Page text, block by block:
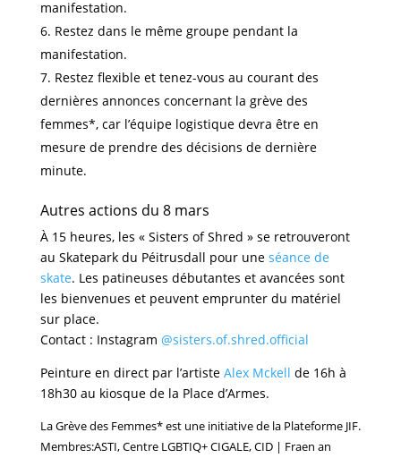
manifestation.
Restez dans le même groupe pendant la
manifestation.
Restez flexible et tenez-vous au courant des
dernières annonces concernant la grève des
femmes*, car l’équipe logistique devra être en
mesure de prendre des décisions de dernière
minute.
Autres actions du 8 mars
À 15 heures, les « Sisters of Shred » se retrouveront
au Skatepark du Péitrusdall pour une séance de
skate. Les patineuses débutantes et avancées sont
les bienvenues et peuvent emprunter du matériel
sur place.
Contact : Instagram @sisters.of.shred.official
Peinture en direct par l’artiste Alex Mckell de 16h à
18h30 au kiosque de la Place d’Armes.
La Grève des Femmes* est une initiative de la Plateforme JIF.
Membres:ASTI, Centre LGBTIQ+ CIGALE, CID | Fraen an